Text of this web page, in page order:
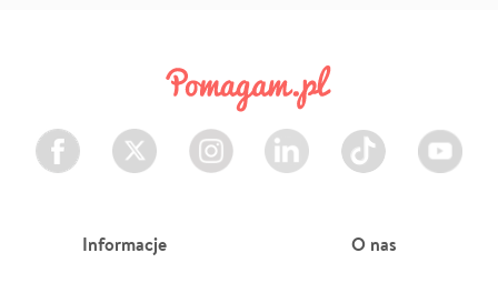
Facebook Twitter Instagram LinkedIn TikTok Youtube
Informacje O nas